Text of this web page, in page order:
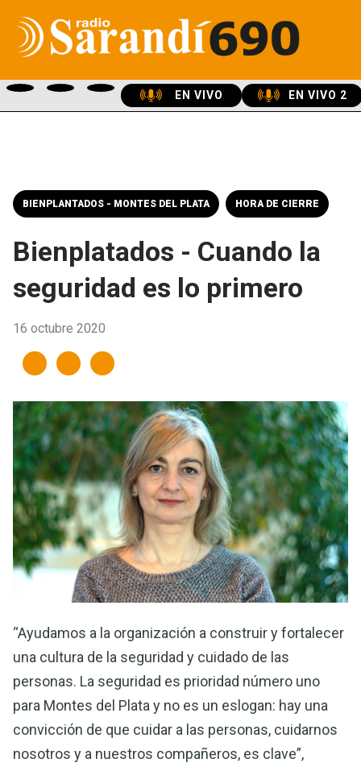
EN VIVO EN VIVO 2
BIENPLANTADOS - MONTES DEL PLATA HORA DE CIERRE
Bienplatados - Cuando la
seguridad es lo primero
16 octubre 2020
“Ayudamos a la organización a construir y fortalecer
una cultura de la seguridad y cuidado de las
personas. La seguridad es prioridad número uno
para Montes del Plata y no es un eslogan: hay una
convicción de que cuidar a las personas, cuidarnos
nosotros y a nuestros compañeros, es clave”,